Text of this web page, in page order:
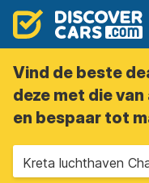
Vind de beste
deze met die
en bespaar tot
Kreta luchthaven